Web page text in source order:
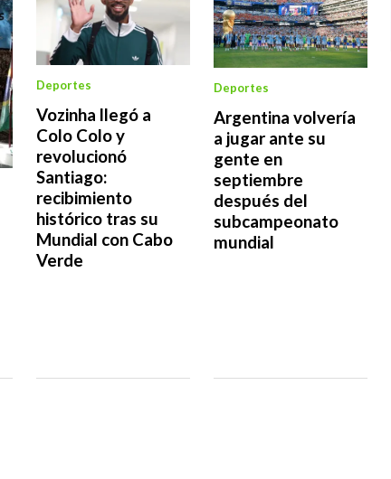
Vozinha llegó a
Colo Colo y
revolucionó
Santiago:
recibimiento
histórico tras su
Mundial con Cabo
Verde
Deportes
Argentina volvería
a jugar ante su
gente en
septiembre
después del
subcampeonato
mundial
Deportes